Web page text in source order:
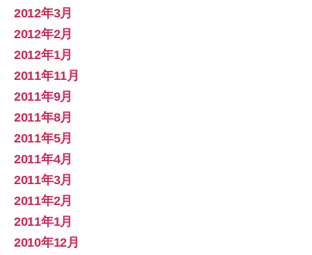
2012年3月
2012年2月
2012年1月
2011年11月
2011年9月
2011年8月
2011年5月
2011年4月
2011年3月
2011年2月
2011年1月
2010年12月